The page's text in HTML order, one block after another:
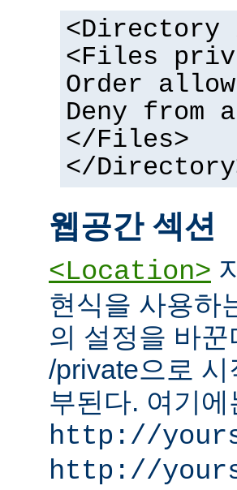
<Directory
<Files
Order
Deny from
</Files>
</
웹공간 섹션
<Location>
현식을 사용하
의 설정을 바
/private으로
부된다. 여기에
http://
http://